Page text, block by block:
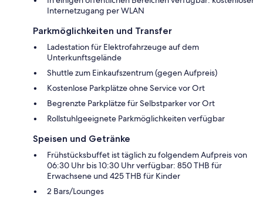
Internetzugang per WLAN
Parkmöglichkeiten und Transfer
Ladestation für Elektrofahrzeuge auf dem
Unterkunftsgelände
Shuttle zum Einkaufszentrum (gegen Aufpreis)
Kostenlose Parkplätze ohne Service vor Ort
Begrenzte Parkplätze für Selbstparker vor Ort
Rollstuhlgeeignete Parkmöglichkeiten verfügbar
Speisen und Getränke
Frühstücksbuffet ist täglich zu folgendem Aufpreis von
06:30 Uhr bis 10:30 Uhr verfügbar: 850 THB für
Erwachsene und 425 THB für Kinder
2 Bars/Lounges